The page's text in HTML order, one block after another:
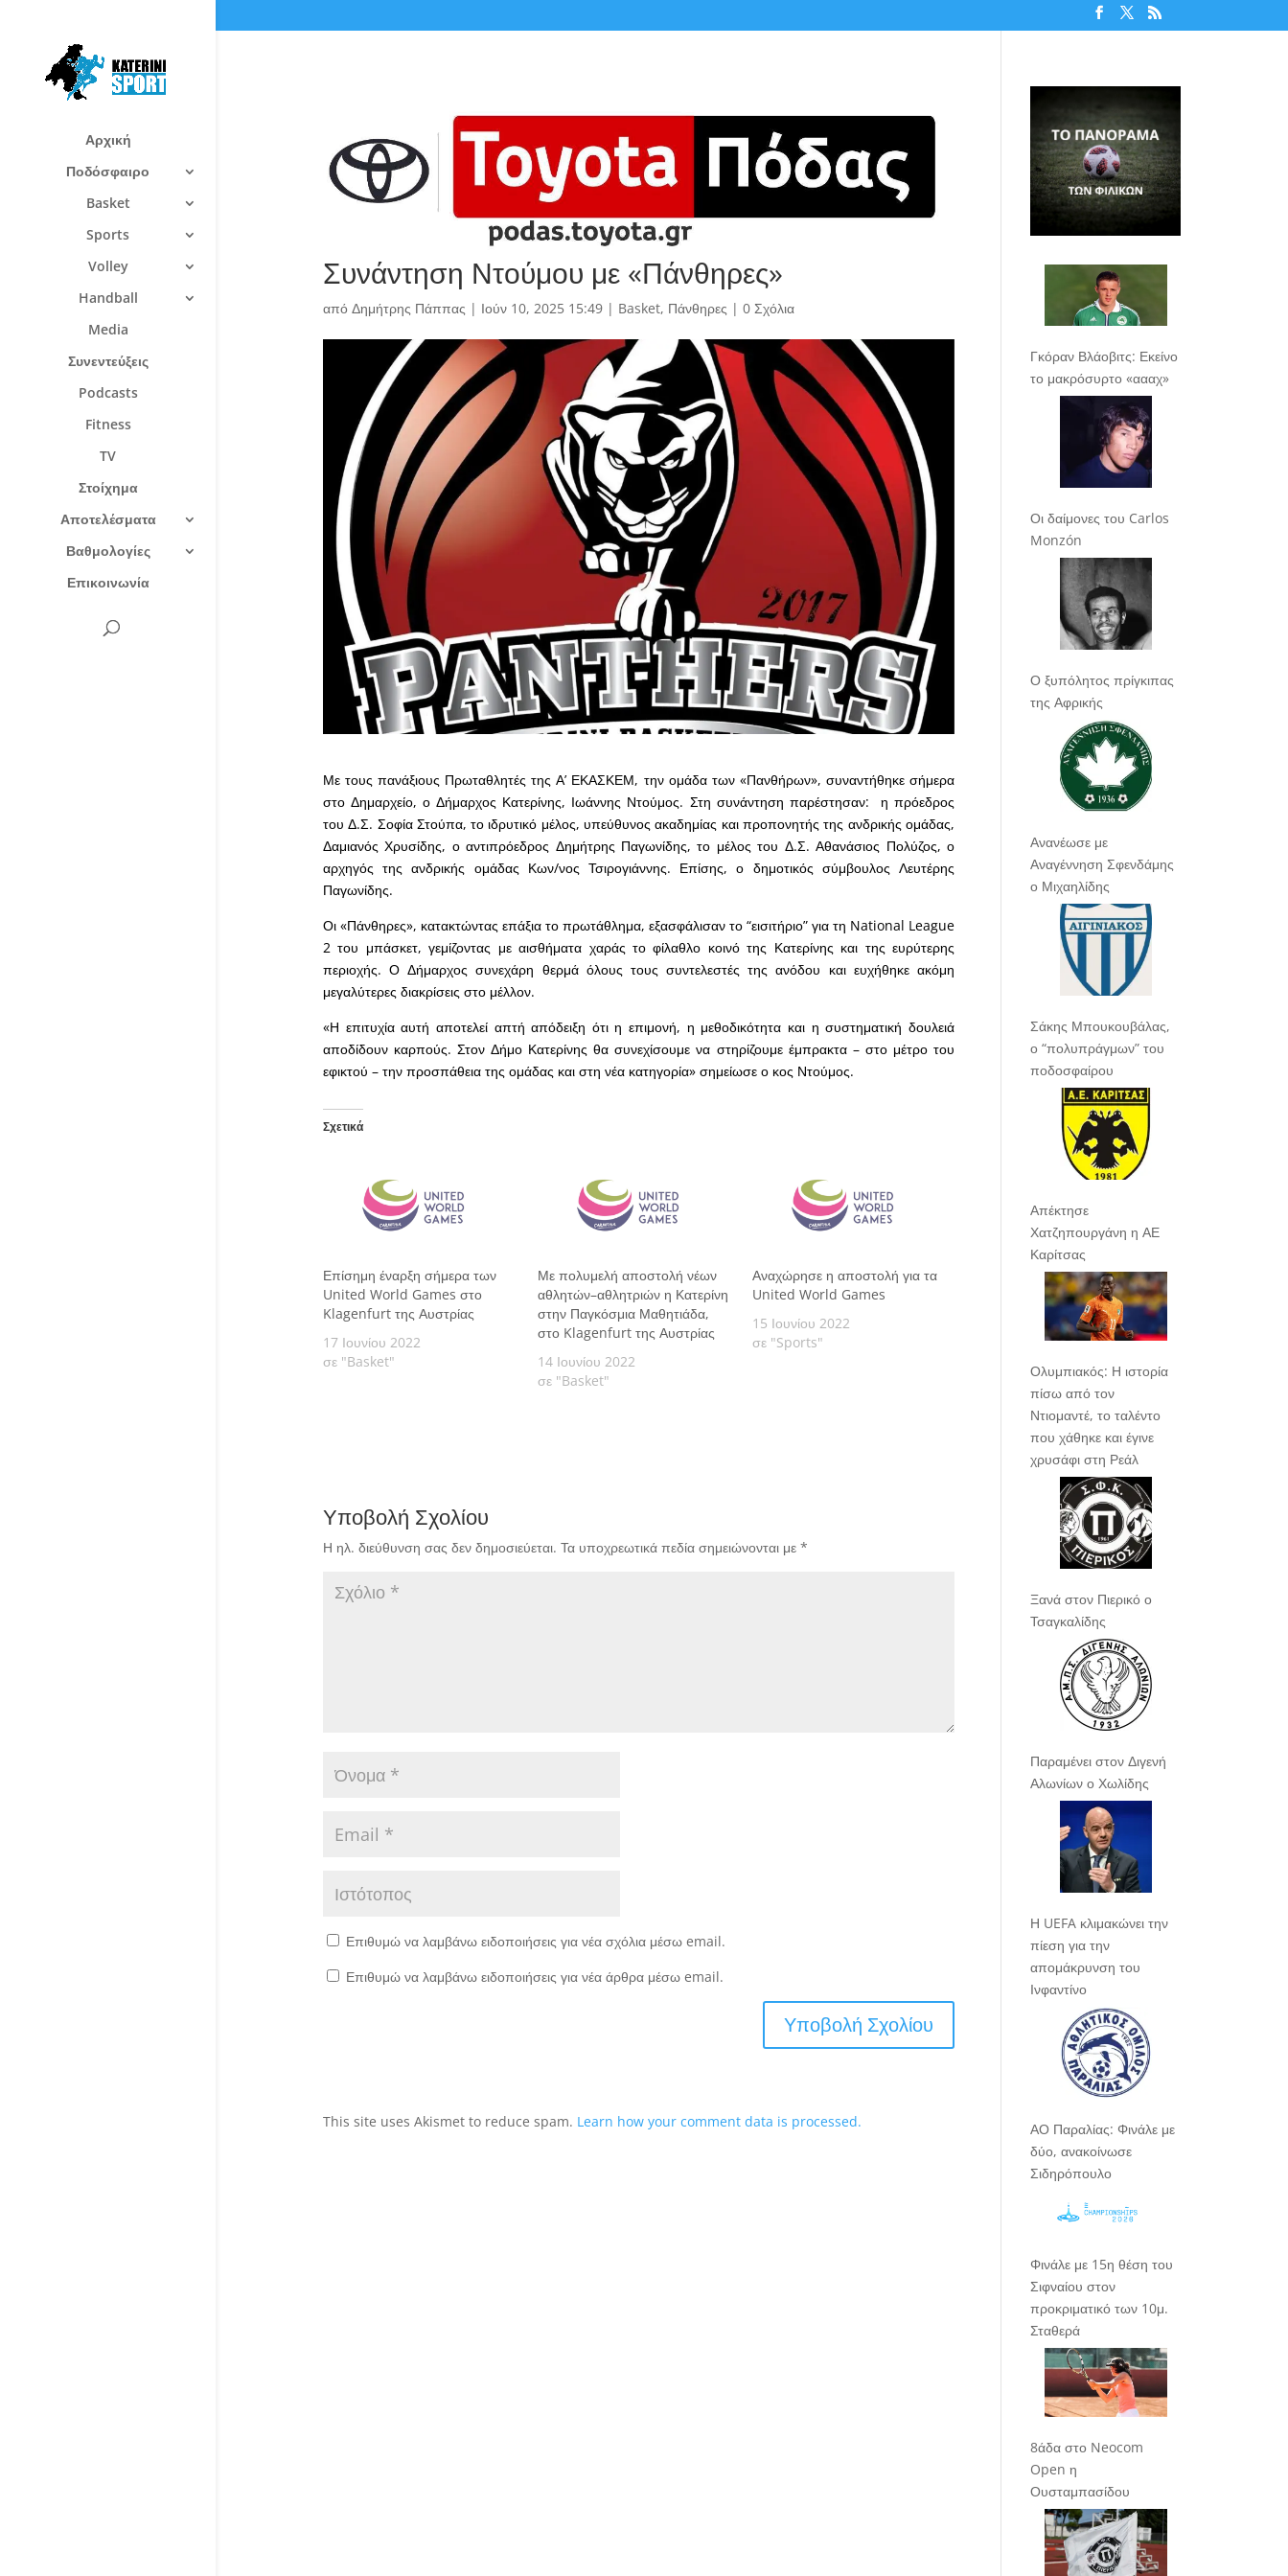
Αρχική
Ποδόσφαιρο
Basket
Sports
Volley
Handball
Media
Συνεντεύξεις
Podcasts
Fitness
TV
Στοίχημα
Αποτελέσματα
Βαθμολογίες
Επικοινωνία
Συνάντηση Ντούμου με «Πάνθηρες»
από Δημήτρης Πάππας | Ιούν 10, 2025 15:49| Basket, Πάνθηρες | 0 Σχόλια
Με τους πανάξιους Πρωταθλητές της Α’ ΕΚΑΣΚΕΜ, την ομάδα των «Πανθήρων», συναντήθηκε σήμερα
στο Δημαρχείο, ο Δήμαρχος Κατερίνης, Ιωάννης Ντούμος. Στη συνάντηση παρέστησαν: η πρόεδρος
του Δ.Σ. Σοφία Στούπα, το ιδρυτικό μέλος, υπεύθυνος ακαδημίας και προπονητής της ανδρικής ομάδας,
Δαμιανός Χρυσίδης, ο αντιπρόεδρος Δημήτρης Παγωνίδης, το μέλος του Δ.Σ. Αθανάσιος Πολύζος, ο
αρχηγός της ανδρικής ομάδας Κων/νος Τσιρογιάννης. Επίσης, ο δημοτικός σύμβουλος Λευτέρης
Παγωνίδης.
Οι «Πάνθηρες», κατακτώντας επάξια το πρωτάθλημα, εξασφάλισαν το “εισιτήριο” για τη National League
2 του μπάσκετ, γεμίζοντας με αισθήματα χαράς το φίλαθλο κοινό της Κατερίνης και της ευρύτερης
περιοχής. Ο Δήμαρχος συνεχάρη θερμά όλους τους συντελεστές της ανόδου και ευχήθηκε ακόμη
μεγαλύτερες διακρίσεις στο μέλλον.
«Η επιτυχία αυτή αποτελεί απτή απόδειξη ότι η επιμονή, η μεθοδικότητα και η συστηματική δουλειά
αποδίδουν καρπούς. Στον Δήμο Κατερίνης θα συνεχίσουμε να στηρίζουμε έμπρακτα – στο μέτρο του
εφικτού – την προσπάθεια της ομάδας και στη νέα κατηγορία» σημείωσε ο κος Ντούμος.
Σχετικά
Επίσημη έναρξη σήμερα των
United World Games στο
Klagenfurt της Αυστρίας
17 Ιουνίου 2022
σε "Basket"
Με πολυμελή αποστολή νέων
αθλητών–αθλητριών η Κατερίνη
στην Παγκόσμια Μαθητιάδα,
στο Klagenfurt της Αυστρίας
14 Ιουνίου 2022
σε "Basket"
Αναχώρησε η αποστολή για τα
United World Games
15 Ιουνίου 2022
σε "Sports"
Υποβολή Σχολίου
Η ηλ. διεύθυνση σας δεν δημοσιεύεται. Τα υποχρεωτικά πεδία σημειώνονται με *
Επιθυμώ να λαμβάνω ειδοποιήσεις για νέα σχόλια μέσω email.
Επιθυμώ να λαμβάνω ειδοποιήσεις για νέα άρθρα μέσω email.
This site uses Akismet to reduce spam. Learn how your comment data is processed.
Γκόραν Βλάοβιτς: Εκείνο
το μακρόσυρτο «αααχ»
Οι δαίμονες του Carlos
Monzón
Ο ξυπόλητος πρίγκιπας
της Αφρικής
Ανανέωσε με
Αναγέννηση Σφενδάμης
ο Μιχαηλίδης
Σάκης Μπουκουβάλας,
ο “πολυπράγμων” του
ποδοσφαίρου
Απέκτησε
Χατζηπουργάνη η ΑΕ
Καρίτσας
Ολυμπιακός: Η ιστορία
πίσω από τον
Ντιομαντέ, το ταλέντο
που χάθηκε και έγινε
χρυσάφι στη Ρεάλ
Ξανά στον Πιερικό ο
Τσαγκαλίδης
Παραμένει στον Διγενή
Αλωνίων ο Χωλίδης
Η UEFA κλιμακώνει την
πίεση για την
απομάκρυνση του
Ινφαντίνο
ΑΟ Παραλίας: Φινάλε με
δύο, ανακοίνωσε
Σιδηρόπουλο
Φινάλε με 15η θέση του
Σιφναίου στον
προκριματικό των 10μ.
Σταθερά
8άδα στο Neocom
Open η
Ουσταμπασίδου